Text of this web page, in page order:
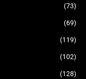
(73)
(69)
(119)
(102)
(128)